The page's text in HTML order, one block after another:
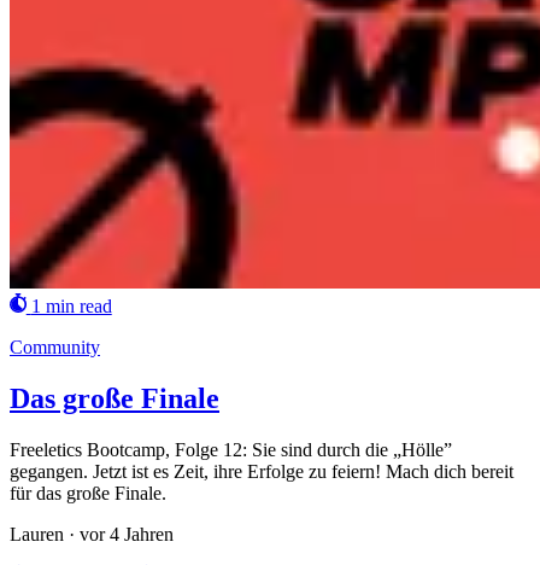
1 min read
Community
Das große Finale
Freeletics Bootcamp, Folge 12: Sie sind durch die „Hölle”
gegangen. Jetzt ist es Zeit, ihre Erfolge zu feiern! Mach dich bereit
für das große Finale.
Lauren · vor 4 Jahren